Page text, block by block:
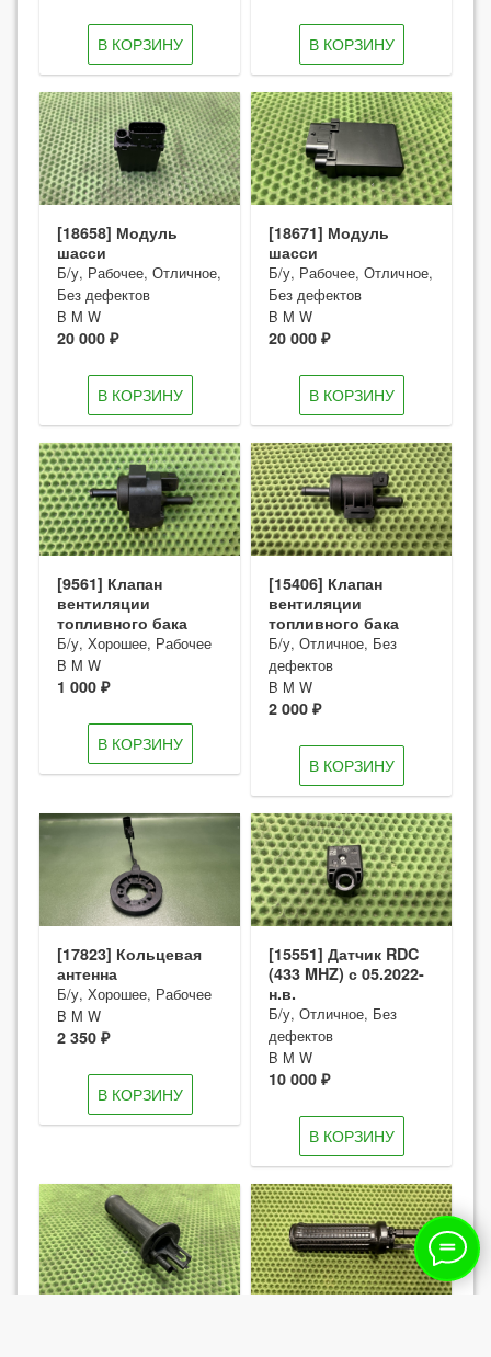
В КОРЗИНУ В КОРЗИНУ
[18658] Модуль
шасси
Б/у, Рабочее, Отличное,
Без дефектов
B M W
20 000 ₽
В КОРЗИНУ
[18671] Модуль
шасси
Б/у, Рабочее, Отличное,
Без дефектов
B M W
20 000 ₽
В КОРЗИНУ
[9561] Клапан
вентиляции
топливного бака
Б/у, Хорошее, Рабочее
B M W
1 000 ₽
В КОРЗИНУ
[15406] Клапан
вентиляции
топливного бака
Б/у, Отличное, Без
дефектов
B M W
2 000 ₽
В КОРЗИНУ
[17823] Кольцевая
антенна
Б/у, Хорошее, Рабочее
B M W
2 350 ₽
В КОРЗИНУ
[15551] Датчик RDC
(433 MHZ) с 05.2022-
н.в.
Б/у, Отличное, Без
дефектов
B M W
10 000 ₽
В КОРЗИНУ